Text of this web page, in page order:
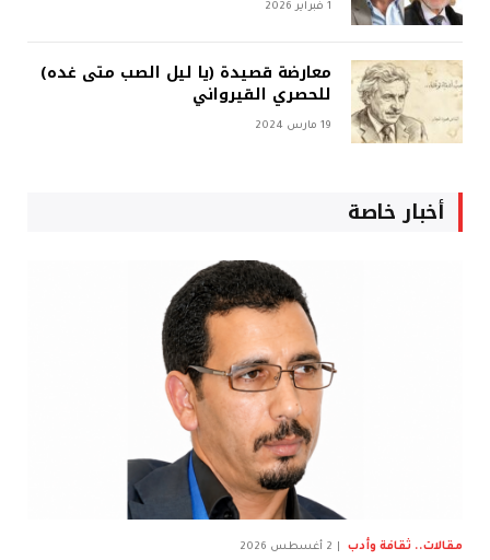
1 فبراير 2026
معارضة قصيدة (يا ليل الصب متى غده)
للحصري القيرواني
19 مارس 2024
أخبار خاصة
مقالات.. ثقافة وأدب 2 أغسطس 2026